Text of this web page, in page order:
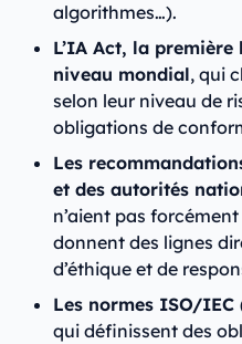
algorithmes…).
L’IA Act, la
niveau mondial, qui
selon leur niveau de
obligations de
Les
et des autorités
n’aient pas
donnent des lignes
d’éthique et de
Les normes ISO/IEC
qui définissent des